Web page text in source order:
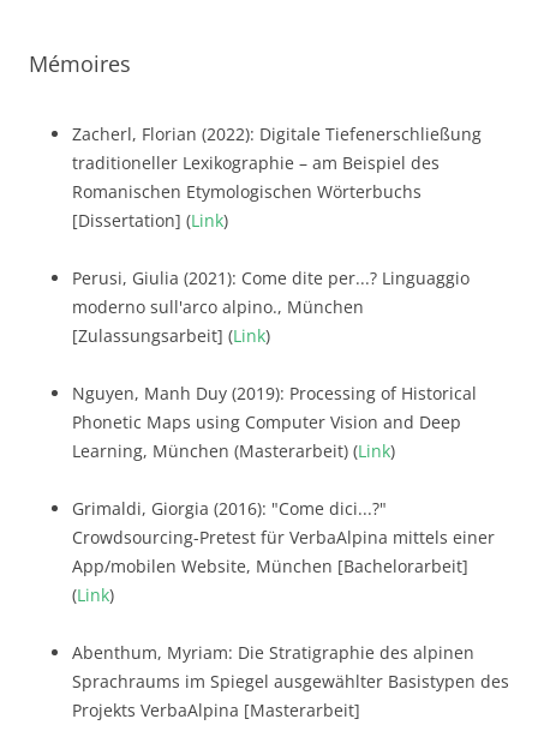
Mémoires
Zacherl, Florian (2022): Digitale Tiefenerschließung
traditioneller Lexikographie – am Beispiel des
Romanischen Etymologischen Wörterbuchs
[Dissertation] (Link)
Perusi, Giulia (2021): Come dite per...? Linguaggio
moderno sull'arco alpino., München
[Zulassungsarbeit] (Link)
Nguyen, Manh Duy (2019): Processing of Historical
Phonetic Maps using Computer Vision and Deep
Learning, München (Masterarbeit) (Link)
Grimaldi, Giorgia (2016): "Come dici...?"
Crowdsourcing-Pretest für VerbaAlpina mittels einer
App/mobilen Website, München [Bachelorarbeit]
(Link)
Abenthum, Myriam: Die Stratigraphie des alpinen
Sprachraums im Spiegel ausgewählter Basistypen des
Projekts VerbaAlpina [Masterarbeit]